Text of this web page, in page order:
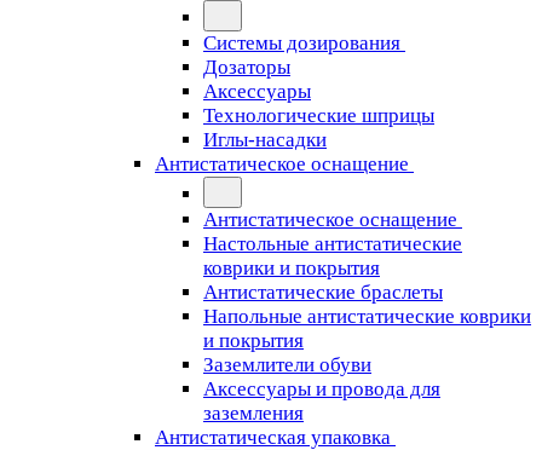
Системы дозирования
Дозаторы
Аксессуары
Технологические шприцы
Иглы-насадки
Антистатическое оснащение
Антистатическое оснащение
Настольные антистатические
коврики и покрытия
Антистатические браслеты
Напольные антистатические коврики
и покрытия
Заземлители обуви
Аксессуары и провода для
заземления
Антистатическая упаковка